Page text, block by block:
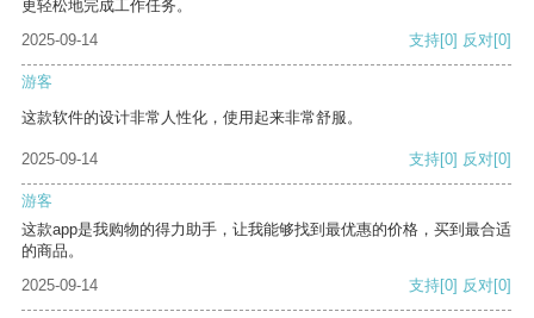
更轻松地完成工作任务。
2025-09-14
支持[0] 反对[0]
游客
这款软件的设计非常人性化，使用起来非常舒服。
2025-09-14 支持[0] 反对[0]
游客
这款app是我购物的得力助手，让我能够找到最优惠的价格，买到最合适
的商品。
2025-09-14
支持[0] 反对[0]